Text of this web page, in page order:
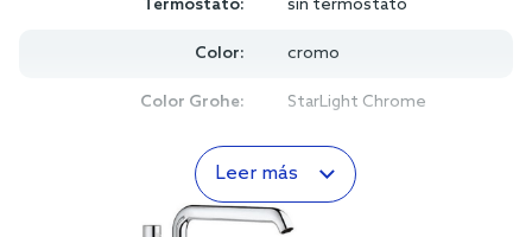
Termostato: sin termostato
Color: cromo
Color Grohe: StarLight Chrome
Leer más